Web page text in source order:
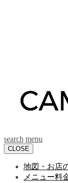
search menu
CLOSE
地図・お店
メニュー料